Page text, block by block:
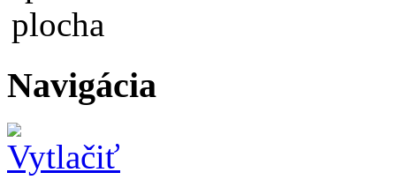
Navigácia